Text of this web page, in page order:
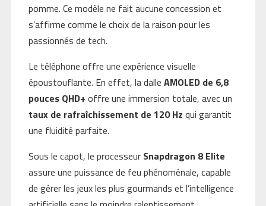
pomme. Ce modèle ne fait aucune concession et
s’affirme comme le choix de la raison pour les
passionnés de tech.
Le téléphone offre une expérience visuelle
époustouflante. En effet, la dalle AMOLED de 6,8
pouces QHD+ offre une immersion totale, avec un
taux de rafraîchissement de 120 Hz qui garantit
une fluidité parfaite.
Sous le capot, le processeur Snapdragon 8 Elite
assure une puissance de feu phénoménale, capable
de gérer les jeux les plus gourmands et l’intelligence